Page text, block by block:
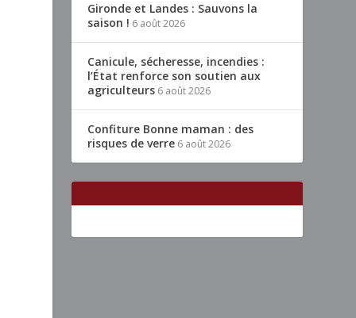
Gironde et Landes : Sauvons la
saison ! 6 août 2026
Canicule, sécheresse, incendies :
l’État renforce son soutien aux
agriculteurs 6 août 2026
Confiture Bonne maman : des
risques de verre 6 août 2026